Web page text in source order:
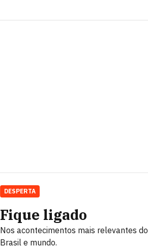
Fique ligado
Nos acontecimentos mais relevantes do
Brasil e mundo.
DESPERTA